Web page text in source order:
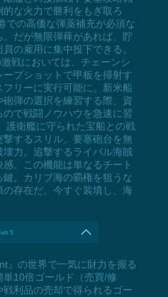
な火力で勝利をもぎ取ろ
での高価な弾薬補充が必須な
だが無限弾薭があれば、貯
の雇用に集中投下できる。
戦においては、チェーンシ
プショットで甲板を掃射す
リーに実行可能に。新米船
弾の選択を練習する際、資
で戦闘ノウハウを急速に習
護衛艦に守られた宝船との戦
するスリル。要塞砲台を無
力。追撃するライバル海賊
。この機能は単なるチート
。カリブ海の覇権を狙うな
存在だ。今すぐ装填し、海
5
』の世界で一気に財力を握る
10倍ゴールド（売買/修
利品の売却で得られるゴー